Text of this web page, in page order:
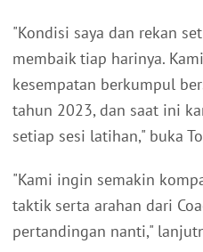
"Kondisi saya dan rekan
membaik tiap harinya.
kesempatan berkumpul
tahun 2023, dan saat ini
setiap sesi latihan," buka
"Kami ingin semakin
taktik serta arahan dari
pertandingan nanti,"